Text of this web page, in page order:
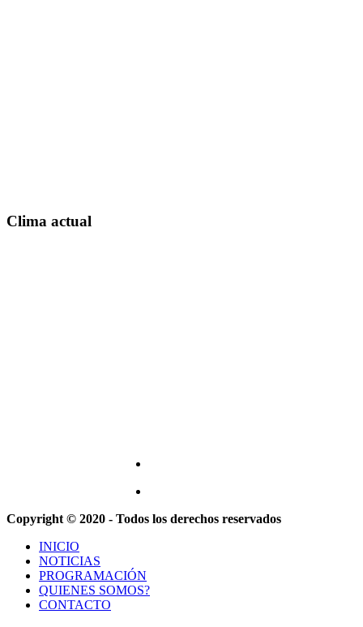
Clima actual
Copyright © 2020 - Todos los derechos reservados
INICIO
NOTICIAS
PROGRAMACIÓN
QUIENES SOMOS?
CONTACTO